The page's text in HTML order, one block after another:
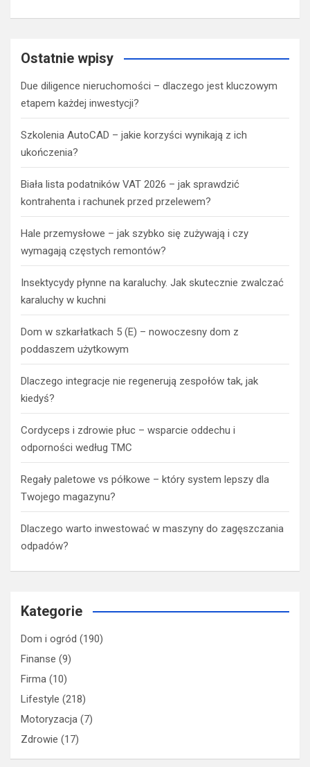
Ostatnie wpisy
Due diligence nieruchomości – dlaczego jest kluczowym
etapem każdej inwestycji?
Szkolenia AutoCAD – jakie korzyści wynikają z ich
ukończenia?
Biała lista podatników VAT 2026 – jak sprawdzić
kontrahenta i rachunek przed przelewem?
Hale przemysłowe – jak szybko się zużywają i czy
wymagają częstych remontów?
Insektycydy płynne na karaluchy. Jak skutecznie zwalczać
karaluchy w kuchni
Dom w szkarłatkach 5 (E) – nowoczesny dom z
poddaszem użytkowym
Dlaczego integracje nie regenerują zespołów tak, jak
kiedyś?
Cordyceps i zdrowie płuc – wsparcie oddechu i
odporności według TMC
Regały paletowe vs półkowe – który system lepszy dla
Twojego magazynu?
Dlaczego warto inwestować w maszyny do zagęszczania
odpadów?
Kategorie
Dom i ogród (190)
Finanse (9)
Firma (10)
Lifestyle (218)
Motoryzacja (7)
Zdrowie (17)